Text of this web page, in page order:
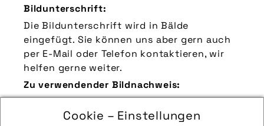
Cookie – Einstellungen
Bildunterschrift:
Die Bildunterschrift wird in Bälde
eingefügt. Sie können uns aber gern auch
per E-Mail oder Telefon kontaktieren, wir
helfen gerne weiter.
Zu verwendender Bildnachweis:
Quelle/Source: „www.haibike.de | Klemens
König | pd-f“